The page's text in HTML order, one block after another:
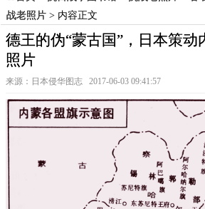
战老照片> 内容正文
德王的伪“蒙古国”，日本策动
照片
来源：日本侵华图志 2017-06-03 09:41:57